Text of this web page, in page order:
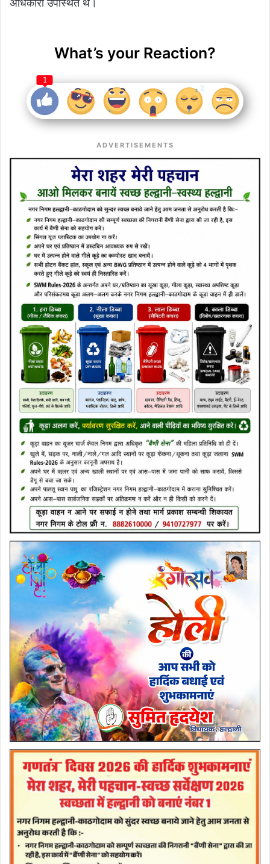
अधिकारी उपस्थित थे।
What’s your Reaction?
1
ADVERTISEMENTS